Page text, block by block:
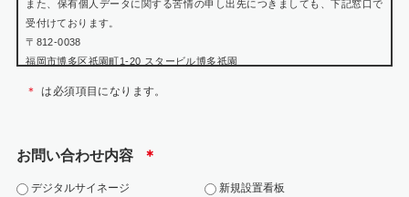
また、保有個人データに関する苦情の申し出先につきましても、下記窓口で
受付けております。
〒812-0038
福岡市博多区祇園町1-20 スタービル博多祇園
TEL:092-402-0699
2.個人情報の利用目的
＊ は必須項目になります。
お問い合わせ内容 ＊
デジタルサイネージ
新規設置看板